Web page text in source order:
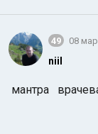
49 08
niil
мантра